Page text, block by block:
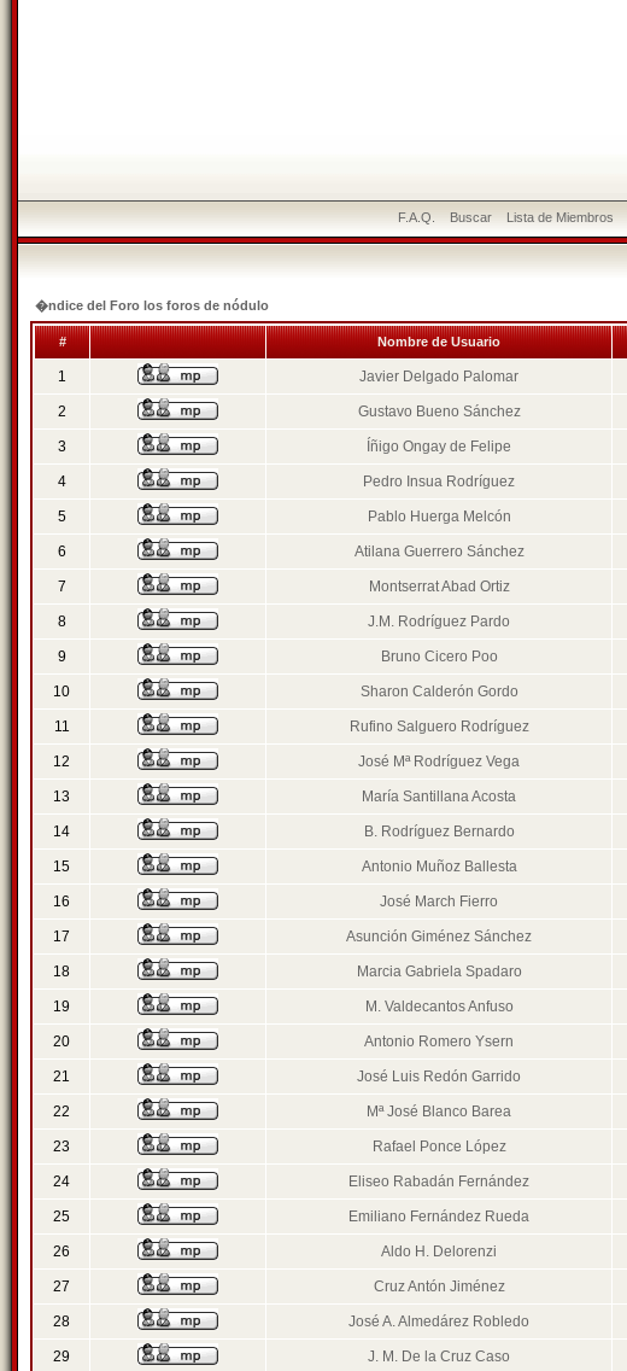
F.A.Q. Buscar Lista de Miembros
�ndice del Foro los foros de nódulo
# Nombre de Usuario
1 Javier Delgado Palomar
2 Gustavo Bueno Sánchez
3 Íñigo Ongay de Felipe
4 Pedro Insua Rodríguez
5 Pablo Huerga Melcón
6 Atilana Guerrero Sánchez
7 Montserrat Abad Ortiz
8 J.M. Rodríguez Pardo
9 Bruno Cicero Poo
10 Sharon Calderón Gordo
11 Rufino Salguero Rodríguez
12 José Mª Rodríguez Vega
13 María Santillana Acosta
14 B. Rodríguez Bernardo
15 Antonio Muñoz Ballesta
16 José March Fierro
17 Asunción Giménez Sánchez
18 Marcia Gabriela Spadaro
19 M. Valdecantos Anfuso
20 Antonio Romero Ysern
21 José Luis Redón Garrido
22 Mª José Blanco Barea
23 Rafael Ponce López
24 Eliseo Rabadán Fernández
25 Emiliano Fernández Rueda
26 Aldo H. Delorenzi
27 Cruz Antón Jiménez
28 José A. Almedárez Robledo
29 J. M. De la Cruz Caso